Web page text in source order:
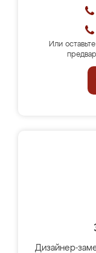
Или
Дизайнер-